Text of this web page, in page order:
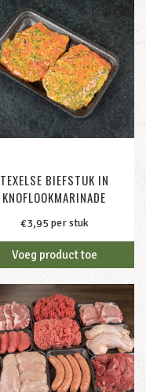
TEXELSE BIEFSTUK IN
KNOFLOOKMARINADE
€3,95 per stuk
Voeg product toe